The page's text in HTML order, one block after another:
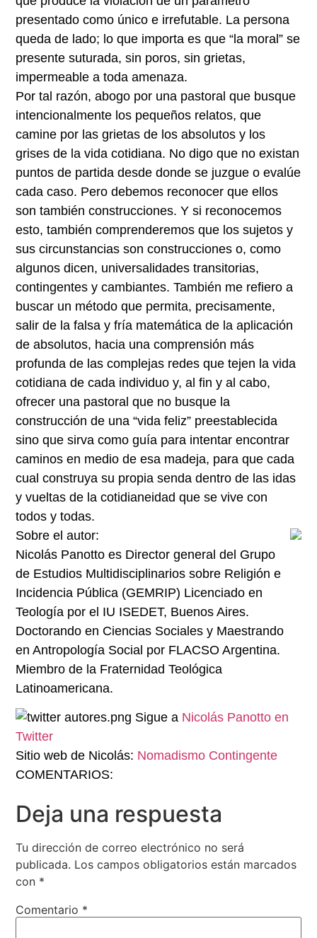
presentado como único e irrefutable. La persona
queda de lado; lo que importa es que “la moral” se
presente suturada, sin poros, sin grietas,
impermeable a toda amenaza.
Por tal razón, abogo por una pastoral que busque
intencionalmente los pequeños relatos, que
camine por las grietas de los absolutos y los
grises de la vida cotidiana. No digo que no existan
puntos de partida desde donde se juzgue o evalúe
cada caso. Pero debemos reconocer que ellos
son también construcciones. Y si reconocemos
esto, también comprenderemos que los sujetos y
sus circunstancias son construcciones o, como
algunos dicen, universalidades transitorias,
contingentes y cambiantes. También me refiero a
buscar un método que permita, precisamente,
salir de la falsa y fría matemática de la aplicación
de absolutos, hacia una comprensión más
profunda de las complejas redes que tejen la vida
cotidiana de cada individuo y, al fin y al cabo,
ofrecer una pastoral que no busque la
construcción de una “vida feliz” preestablecida
sino que sirva como guía para intentar encontrar
caminos en medio de esa madeja, para que cada
cual construya su propia senda dentro de las idas
y vueltas de la cotidianeidad que se vive con
todos y todas.
Sobre el autor:
Nicolás Panotto es Director general del Grupo
de Estudios Multidisciplinarios sobre Religión e
Incidencia Pública (GEMRIP) Licenciado en
Teología por el IU ISEDET, Buenos Aires.
Doctorando en Ciencias Sociales y Maestrando
en Antropología Social por FLACSO Argentina.
Miembro de la Fraternidad Teológica
Latinoamericana.
Sigue a Nicolás Panotto en
Twitter
Sitio web de Nicolás: Nomadismo Contingente
COMENTARIOS:
Deja una respuesta
Tu dirección de correo electrónico no será
publicada. Los campos obligatorios están marcados
con *
Comentario *